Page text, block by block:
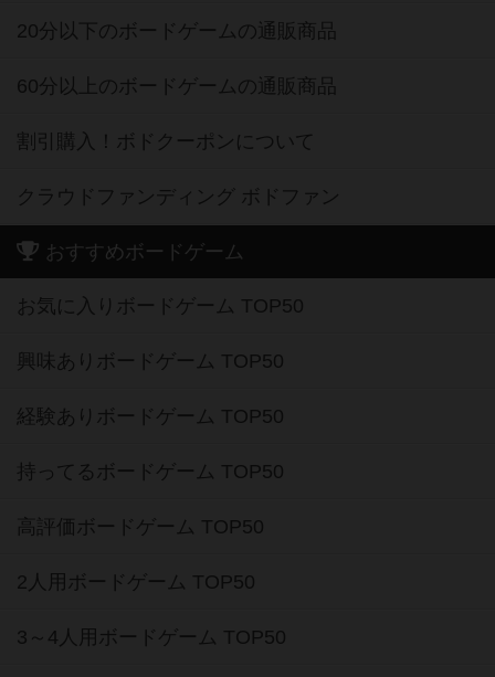
20分以下のボードゲームの通販商品
60分以上のボードゲームの通販商品
割引購入！ボドクーポンについて
クラウドファンディング ボドファン
おすすめボードゲーム
お気に入りボードゲーム TOP50
興味ありボードゲーム TOP50
経験ありボードゲーム TOP50
持ってるボードゲーム TOP50
高評価ボードゲーム TOP50
2人用ボードゲーム TOP50
3～4人用ボードゲーム TOP50